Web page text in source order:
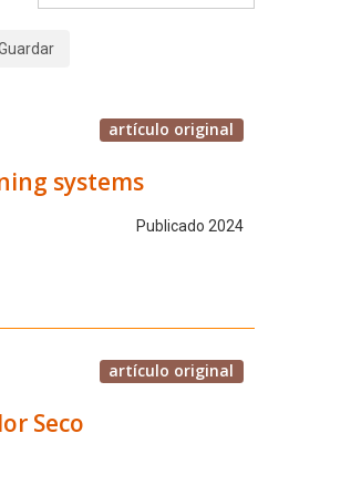
artículo original
systems
Publicado 2024
artículo original
Seco